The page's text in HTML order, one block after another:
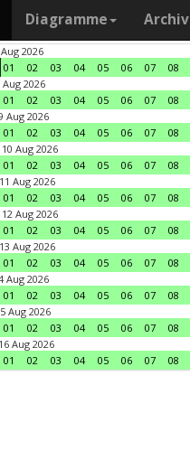
Diagramme Archiv
2026
01 02 03 04 05 06 07 08
Aug 2026
01 02 03 04 05 06 07 08
Aug 2026
01 02 03 04 05 06 07 08
Aug 2026
01 02 03 04 05 06 07 08
Aug 2026
01 02 03 04 05 06 07 08
Aug 2026
01 02 03 04 05 06 07 08
Aug 2026
01 02 03 04 05 06 07 08
Aug 2026
01 02 03 04 05 06 07 08
Aug 2026
01 02 03 04 05 06 07 08
Aug 2026
01 02 03 04 05 06 07 08